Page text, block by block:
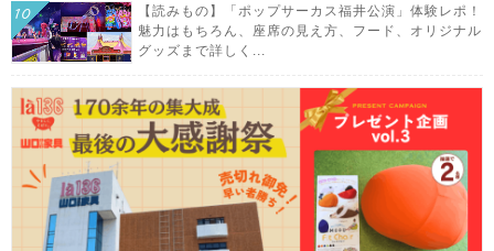
【読みもの】「ポップサーカス福井公演」体験レポ！
魅力はもちろん、座席の見え方、フード、オリジナル
グッズまで詳しく...